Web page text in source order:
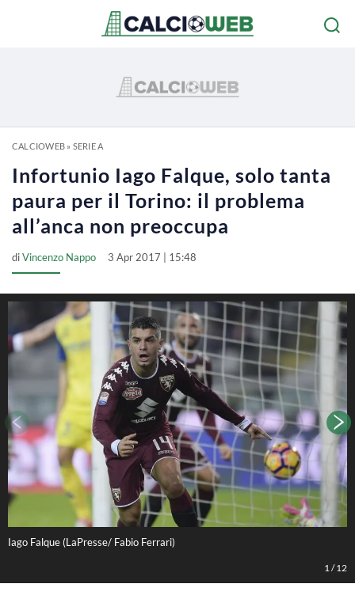
CALCIOWEB» SERIE A
Infortunio Iago Falque, solo tanta
paura per il Torino: il problema
all’anca non preoccupa
diVincenzo Nappo 3 Apr 2017 | 15:48
Iago Falque (LaPresse/ Fabio Ferrari)
1 /12